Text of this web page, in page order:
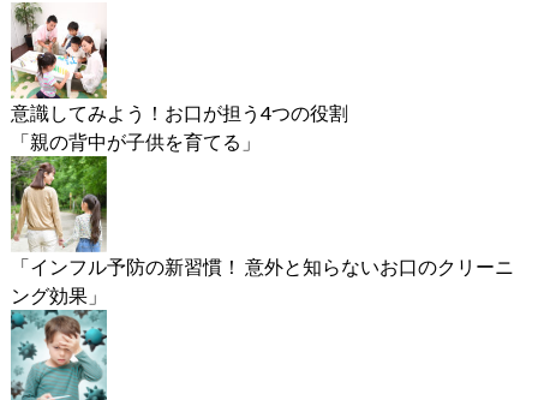
意識してみよう！お口が担う4つの役割
「親の背中が子供を育てる」
「インフル予防の新習慣！ 意外と知らないお口のクリーニ
ング効果」